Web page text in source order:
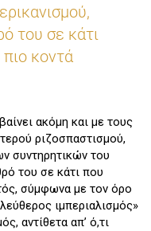
του σε κάτι
πιο κοντά
ακόμη και με τους
ριζοσπαστισμού,
συντηρητικών του
του σε κάτι που
σύμφωνα με τον όρο
ιμπεριαλισμός»
αντίθετα απ’ ό,τι